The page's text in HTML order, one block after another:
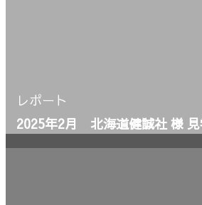
レポート
2025年2月 北海道健誠社 様 見